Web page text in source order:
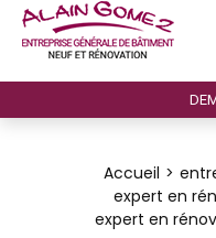
Accueil
expert en
expert en